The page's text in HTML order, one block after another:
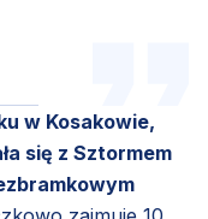
w Kosakowie,
się z Sztormem